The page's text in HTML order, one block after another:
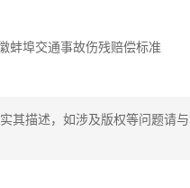
蚌埠交通事故伤残赔偿标准
其描述，如涉及版权等问题请